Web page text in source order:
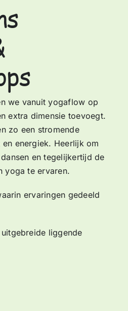
we vanuit yogaflow op
extra dimensie toevoegt.
zo een stromende
energiek. Heerlijk om
en tegelijkertijd de
yoga te ervaren.
ervaringen gedeeld
liggende